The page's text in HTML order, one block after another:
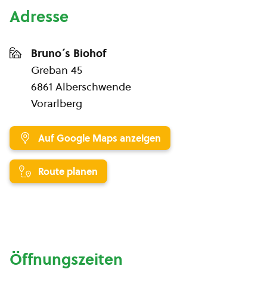
Adresse
Bruno´s Biohof
Greban 45
6861 Alberschwende
Vorarlberg
Auf Google Maps anzeigen
Route planen
Öffnungszeiten